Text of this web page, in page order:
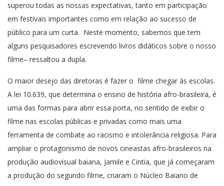
superou todas as nossas expectativas, tanto em participação
em festivais importantes como em relação ao sucesso de
público para um curta. Neste momento, sabemos que tem
alguns pesquisadores escrevendo livros didáticos sobre o nosso
filme– ressaltou a dupla.
O maior desejo das diretoras é fazer o filme chegar às escolas.
A lei 10.639, que determina o ensino de história afro-brasileira, é
uma das formas para abrir essa porta, no sentido de exibir o
filme nas escolas públicas e privadas como mais uma
ferramenta de combate ao racismo e intolerância religiosa. Para
ampliar o protagonismo de novos cineastas afro-brasileiros na
produção audiovisual baiana, Jamile e Cintia, que já começaram
a produção do segundo filme, criaram o Núcleo Baiano de